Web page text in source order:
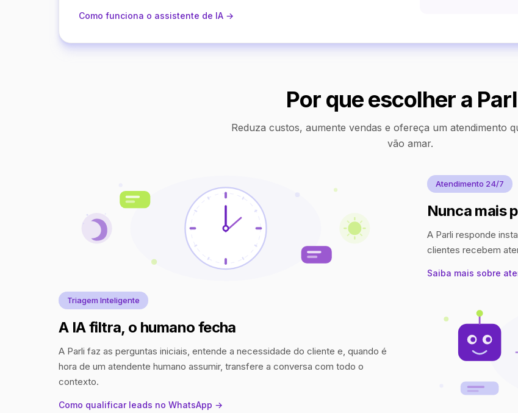
Como funciona o assistente de IA →
Por que escolher a
Reduza custos, aumente vendas e ofereça um atendimento
vão amar.
Atendimento 24/7
Nunca mais
A Parli responde
clientes recebem
Saiba mais sobre
Triagem Inteligente
A IA filtra, o humano fecha
A Parli faz as perguntas iniciais, entende a necessidade do cliente e, quando é
hora de um atendente humano assumir, transfere a conversa com todo o
contexto.
Como qualificar leads no WhatsApp →